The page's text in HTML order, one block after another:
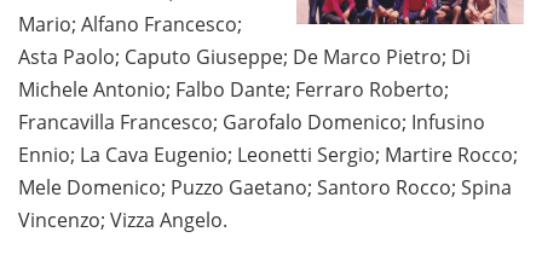
Mario; Alfano Francesco;
Asta Paolo; Caputo Giuseppe; De Marco Pietro; Di
Michele Antonio; Falbo Dante; Ferraro Roberto;
Francavilla Francesco; Garofalo Domenico; Infusino
Ennio; La Cava Eugenio; Leonetti Sergio; Martire Rocco;
Mele Domenico; Puzzo Gaetano; Santoro Rocco; Spina
Vincenzo; Vizza Angelo.